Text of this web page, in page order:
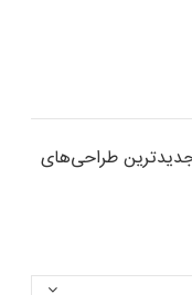
از جدیدترین طراحی‌های